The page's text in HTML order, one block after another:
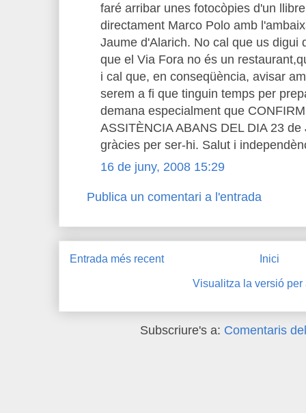
faré arribar unes fotocòpies d'un
directament Marco Polo amb
Jaume d'Alarich. No cal que us digui
que el Via Fora no és un
i cal que, en conseqüència, avisar
serem a fi que tinguin temps per
demana especialment que
ASSITÈNCIA ABANS DEL DIA 23
gràcies per ser-hi. Salut i
16 de juny, 2008 15:29
Publica un comentari a l'entrada
Entrada més recent Inici
Visualitza la versió per
Subscriure's a: Comentaris